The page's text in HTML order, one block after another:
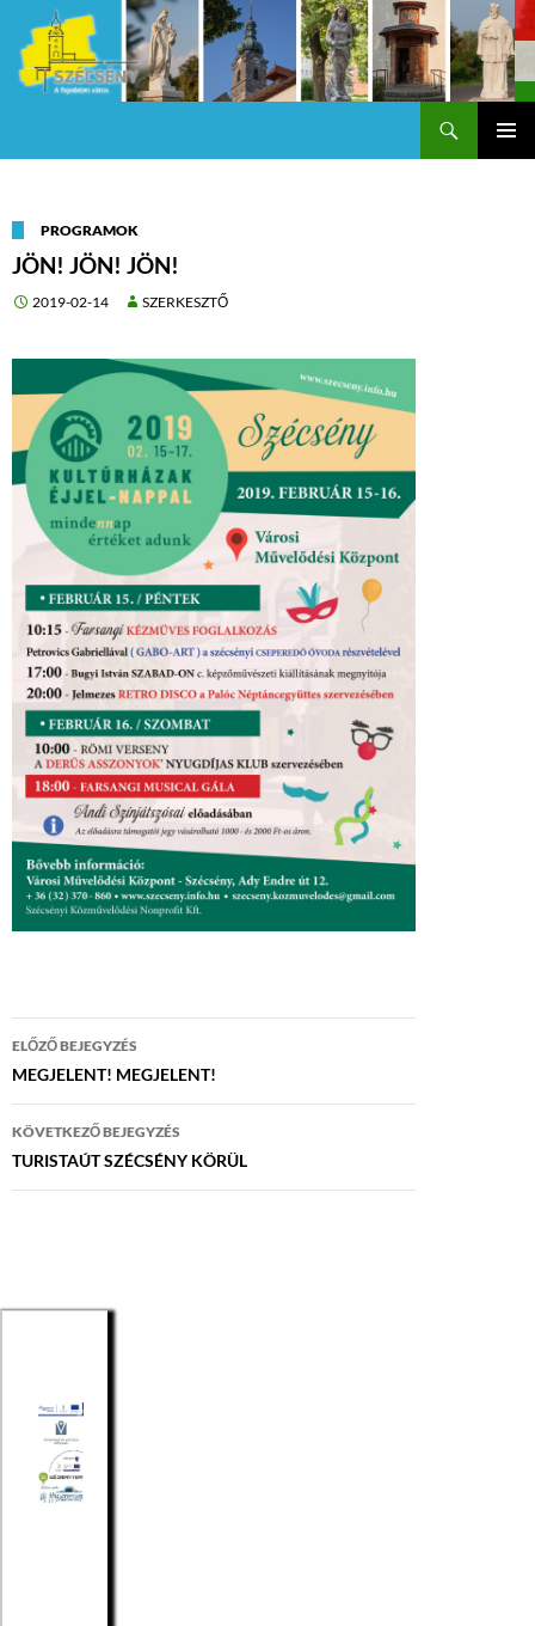
PROGRAMOK
JÖN! JÖN! JÖN!
2019-02-14 SZERKESZTŐ
Bejegyzés
navigáció
ELŐZŐ BEJEGYZÉS
MEGJELENT! MEGJELENT!
KÖVETKEZŐ BEJEGYZÉS
TURISTAÚT SZÉCSÉNY KÖRÜL